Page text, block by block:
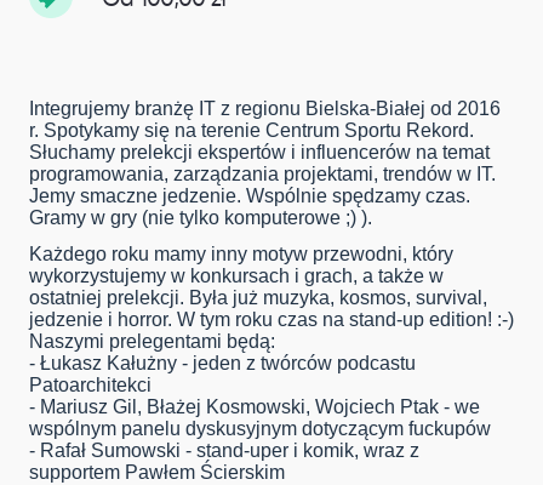
Integrujemy branżę IT z regionu Bielska-Białej od 2016
r. Spotykamy się na terenie Centrum Sportu Rekord.
Słuchamy prelekcji ekspertów i influencerów na temat
programowania, zarządzania projektami, trendów w IT.
Jemy smaczne jedzenie. Wspólnie spędzamy czas.
Gramy w gry (nie tylko komputerowe ;) ).
Każdego roku mamy inny motyw przewodni, który
wykorzystujemy w konkursach i grach, a także w
ostatniej prelekcji. Była już muzyka, kosmos, survival,
jedzenie i horror. W tym roku czas na stand-up edition! :-)
Naszymi prelegentami będą:
- Łukasz Kałużny - jeden z twórców podcastu
Patoarchitekci
- Mariusz Gil, Błażej Kosmowski, Wojciech Ptak - we
wspólnym panelu dyskusyjnym dotyczącym fuckupów
- Rafał Sumowski - stand-uper i komik, wraz z
supportem Pawłem Ścierskim